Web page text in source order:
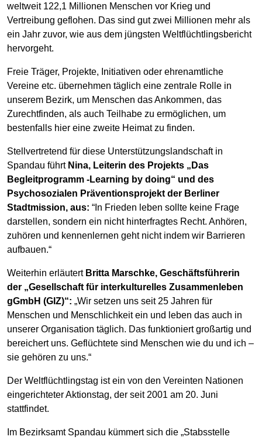
weltweit 122,1 Millionen Menschen vor Krieg und
Vertreibung geflohen. Das sind gut zwei Millionen mehr als
ein Jahr zuvor, wie aus dem jüngsten Weltflüchtlingsbericht
hervorgeht.
Freie Träger, Projekte, Initiativen oder ehrenamtliche
Vereine etc. übernehmen täglich eine zentrale Rolle in
unserem Bezirk, um Menschen das Ankommen, das
Zurechtfinden, als auch Teilhabe zu ermöglichen, um
bestenfalls hier eine zweite Heimat zu finden.
Stellvertretend für diese Unterstützungslandschaft in
Spandau führt Nina, Leiterin des Projekts „Das
Begleitprogramm -Learning by doing“ und des
Psychosozialen Präventionsprojekt der Berliner
Stadtmission, aus: “In Frieden leben sollte keine Frage
darstellen, sondern ein nicht hinterfragtes Recht. Anhören,
zuhören und kennenlernen geht nicht indem wir Barrieren
aufbauen.“
Weiterhin erläutert Britta Marschke, Geschäftsführerin
der „Gesellschaft für interkulturelles Zusammenleben
gGmbH (GIZ)“: „Wir setzen uns seit 25 Jahren für
Menschen und Menschlichkeit ein und leben das auch in
unserer Organisation täglich. Das funktioniert großartig und
bereichert uns. Geflüchtete sind Menschen wie du und ich –
sie gehören zu uns.“
Der Weltflüchtlingstag ist ein von den Vereinten Nationen
eingerichteter Aktionstag, der seit 2001 am 20. Juni
stattfindet.
Im Bezirksamt Spandau kümmert sich die „Stabsstelle